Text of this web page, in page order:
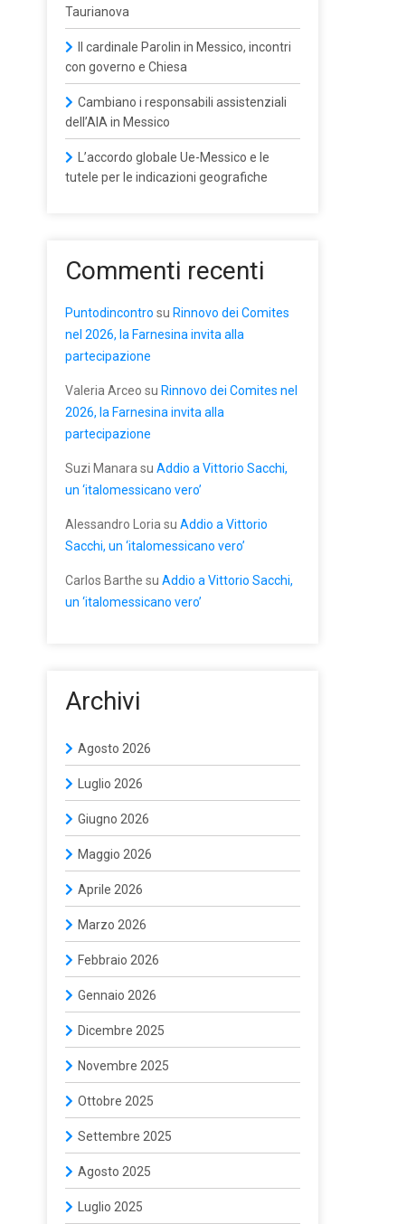
Taurianova
Il cardinale Parolin in Messico, incontri
con governo e Chiesa
Cambiano i responsabili assistenziali
dell’AIA in Messico
L’accordo globale Ue-Messico e le
tutele per le indicazioni geografiche
Commenti recenti
Puntodincontro su Rinnovo dei Comites
nel 2026, la Farnesina invita alla
partecipazione
Valeria Arceo su Rinnovo dei Comites nel
2026, la Farnesina invita alla
partecipazione
Suzi Manara su Addio a Vittorio Sacchi,
un ‘italomessicano vero’
Alessandro Loria su Addio a Vittorio
Sacchi, un ‘italomessicano vero’
Carlos Barthe su Addio a Vittorio Sacchi,
un ‘italomessicano vero’
Archivi
Agosto 2026
Luglio 2026
Giugno 2026
Maggio 2026
Aprile 2026
Marzo 2026
Febbraio 2026
Gennaio 2026
Dicembre 2025
Novembre 2025
Ottobre 2025
Settembre 2025
Agosto 2025
Luglio 2025